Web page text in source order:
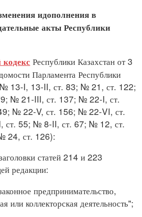
идополнения в
акты Республики
Республики Казахстан от 3
Парламента Республики
№ 13-I, 13-II, ст. 83; № 21, ст. 122;
№ 21-III, ст. 137; № 22-I, ст.
№ 22-V, ст. 156; № 22-VI, ст.
ст. 55; № 8-II, ст. 67; № 12, ст.
24, ст. 126):
статей 214 и 223
редакции:
предпринимательство,
или коллекторская деятельность";